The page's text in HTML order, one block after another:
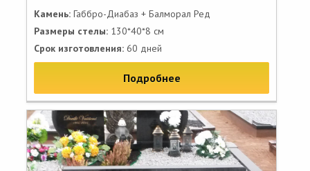
Камень: Габбро-Диабаз + Балморал Ред
Размеры стелы: 130*40*8 см
Срок изготовления: 60 дней
Подробнее